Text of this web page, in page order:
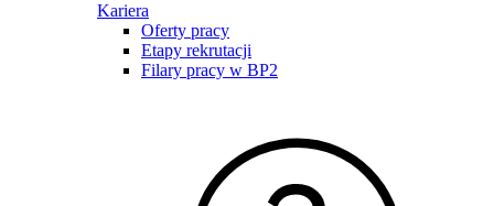
Kariera
Oferty pracy
Etapy rekrutacji
Filary pracy w BP2